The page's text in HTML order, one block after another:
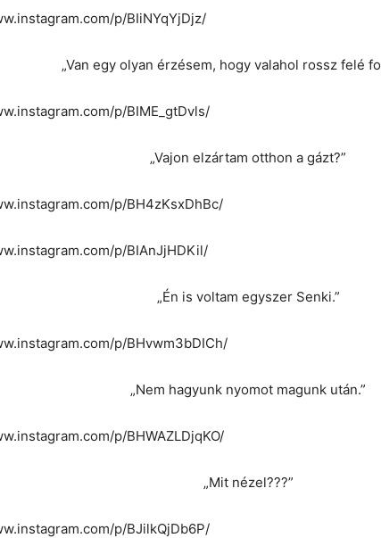
p/BIiNYqYjDjz/
„Van egy olyan érzésem, hogy valahol rossz felé
p/BIME_gtDvls/
„Vajon elzártam otthon a gázt?”
p/BH4zKsxDhBc/
p/BIAnJjHDKil/
„Én is voltam egyszer Senki.”
p/BHvwm3bDICh/
„Nem hagyunk nyomot magunk után.”
p/BHWAZLDjqKO/
„Mit nézel???”
p/BJilkQjDb6P/